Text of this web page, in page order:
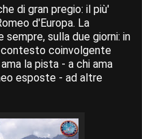
di gran pregio: il più'
d'Europa. La
sulla due giorni: in
coinvolgente
la pista - a chi ama
esposte - ad altre